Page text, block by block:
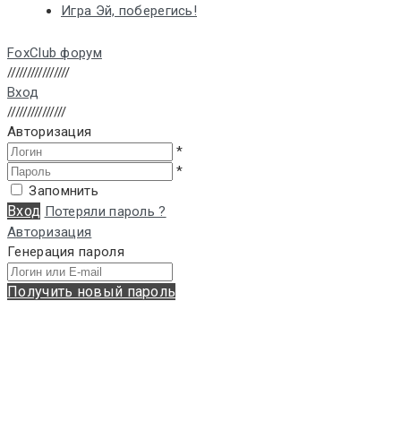
Игра Эй, поберегись!
FoxClub форум
////////////////
Вход
///////////////
Авторизация
*
*
Запомнить
Вход Потеряли пароль ?
Авторизация
Генерация пароля
Получить новый пароль